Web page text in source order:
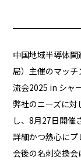
サステナビリティ
品質への取り組み
採用情報
お問い合わせ
中国地域半導体
局）主催のマッ
流会2025 in シャ
弊社のニーズに
し、8月27日開催
詳細かつ熱心に
会後の名刺交換